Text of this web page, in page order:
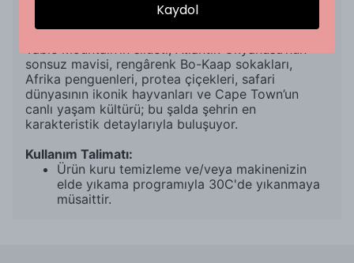
Table Mountain’ın silüeti, Atlantik Okyanusu’nun
sonsuz mavisi, rengârenk Bo-Kaap sokakları,
Afrika penguenleri, protea çiçekleri, safari
dünyasının ikonik hayvanları ve Cape Town’un
canlı yaşam kültürü; bu şalda şehrin en
karakteristik detaylarıyla buluşuyor.
Kullanım Talimatı:
Ürün kuru temizleme ve/veya makinenizin
elde yıkama programıyla 30C'de yıkanmaya
müsaittir.
Kaydol